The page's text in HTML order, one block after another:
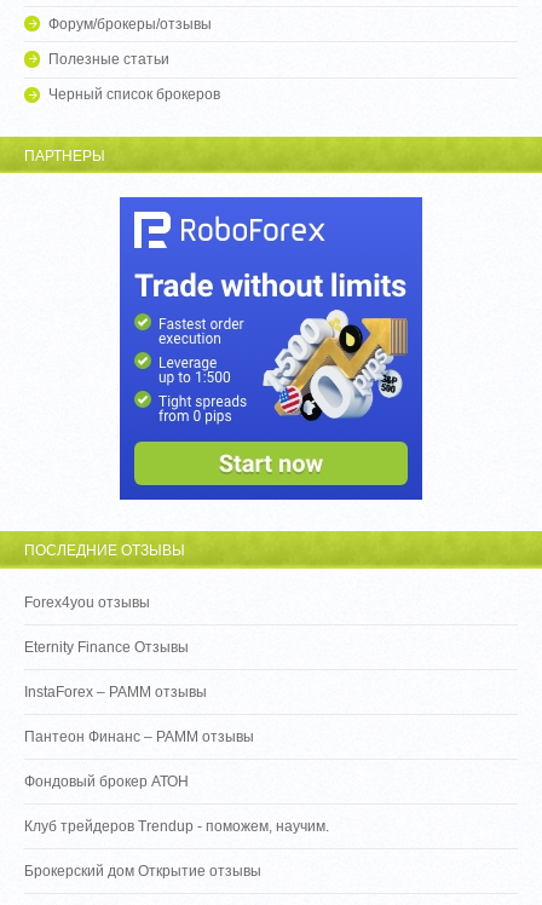
Форум/брокеры/отзывы
Полезные статьи
Черный список брокеров
ПАРТНЕРЫ
ПОСЛЕДНИЕ ОТЗЫВЫ
Forex4you отзывы
Eternity Finance Отзывы
InstaForex – PAMM отзывы
Пантеон Финанс – PAMM отзывы
Фондовый брокер АТОН
Клуб трейдеров Trendup - поможем, научим.
Брокерский дом Открытие отзывы